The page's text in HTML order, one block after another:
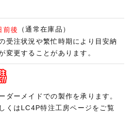
前後
（通常在庫品）
受注状況や繁忙時期により目安納
変更することがあります。
ダーメイドでの製作を承ります。
くはLC4P特注工房ページをご覧